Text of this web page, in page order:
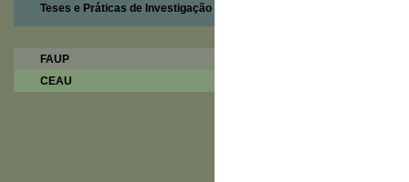
Teses e Práticas de Investigação
FAUP
CEAU